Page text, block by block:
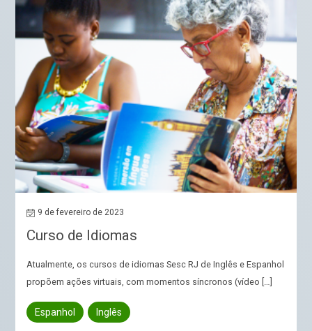
9 de fevereiro de 2023
Curso de Idiomas
Atualmente, os cursos de idiomas Sesc RJ de Inglês e Espanhol
propõem ações virtuais, com momentos síncronos (vídeo […]
Espanhol Inglês